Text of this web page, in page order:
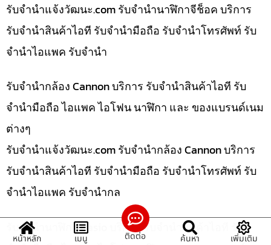
รับจํานําแจ้งวัฒนะ.com รับจำนำนาฬิกาจีช็อค บริการ
รับจำนำสินค้าไอที รับจำนำมือถือ รับจำนำโทรศัพท์ รับ
จำนำไอแพค รับจำนำ
รับจำนำกล้อง Cannon บริการ รับจำนำสินค้าไอที รับ
จำนำมือถือ ไอแพค ไอโฟน นาฬิกา และ ของแบรนด์เนม
ต่างๆ
รับจํานําแจ้งวัฒนะ.com รับจำนำกล้อง Cannon บริการ
รับจำนำสินค้าไอที รับจำนำมือถือ รับจำนำโทรศัพท์ รับ
จำนำไอแพค รับจำนำกล
รับจำนำนาฬิกา Casio บริการ รับจำนำสินค้าไอที รับ
หน้าหลัก เมนู ติดต่อ ค้นหา เพิ่มเติม